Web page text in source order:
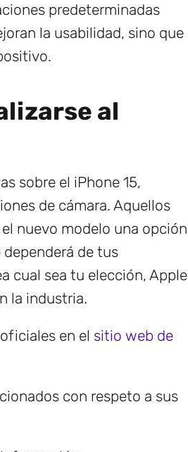
predeterminadas
la usabilidad, sino que
al
sobre el iPhone 15,
de cámara. Aquellos
nuevo modelo una opción
de tus
cual sea tu elección, Apple
la industria.
en el sitio web de
con respeto a sus